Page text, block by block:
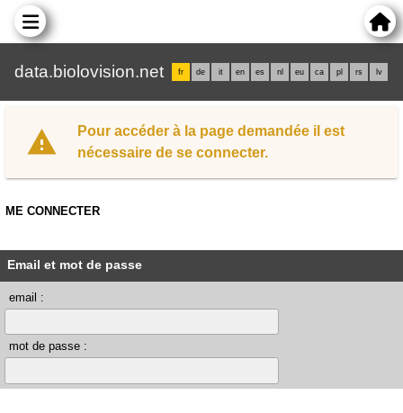
data.biolovision.net fr de it en es nl eu ca pl rs lv
Pour accéder à la page demandée il est
nécessaire de se connecter.
ME CONNECTER
Email et mot de passe
email :
mot de passe :